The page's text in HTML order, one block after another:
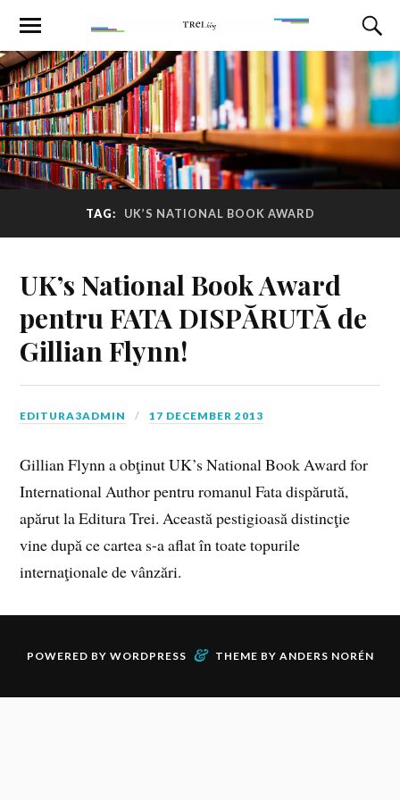
TAG: UK’S NATIONAL BOOK AWARD
UK’s National Book Award
pentru FATA DISPĂRUTĂ de
Gillian Flynn!
EDITURA3ADMIN 17 DECEMBER 2013
Gillian Flynn a obţinut UK’s National Book Award for
International Author pentru romanul Fata dispărută,
apărut la Editura Trei. Această pestigioasă distincţie
vine după ce cartea s-a aflat în toate topurile
internaţionale de vânzări.
POWERED BY WORDPRESS & THEME BY ANDERS NORÉN